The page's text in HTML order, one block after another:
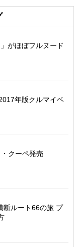
がほぼフルヌード
年版クルマイベ
クーペ発売
断ルート66の旅 プ